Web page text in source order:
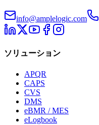
info@amplelogic.com
ソリューション
APQR
CAPS
CVS
DMS
eBMR / MES
eLogbook